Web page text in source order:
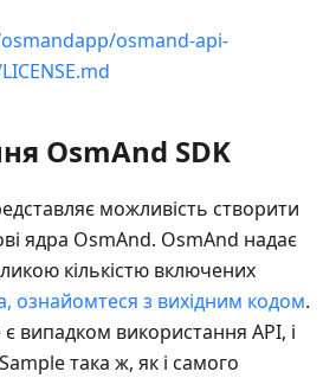
osmand-api-
OsmAnd SDK
можливість створити
ядра OsmAnd. OsmAnd надає
кількістю включених
ознайомтеся з вихідним кодом.
випадком використання API, і
така ж, як і самого